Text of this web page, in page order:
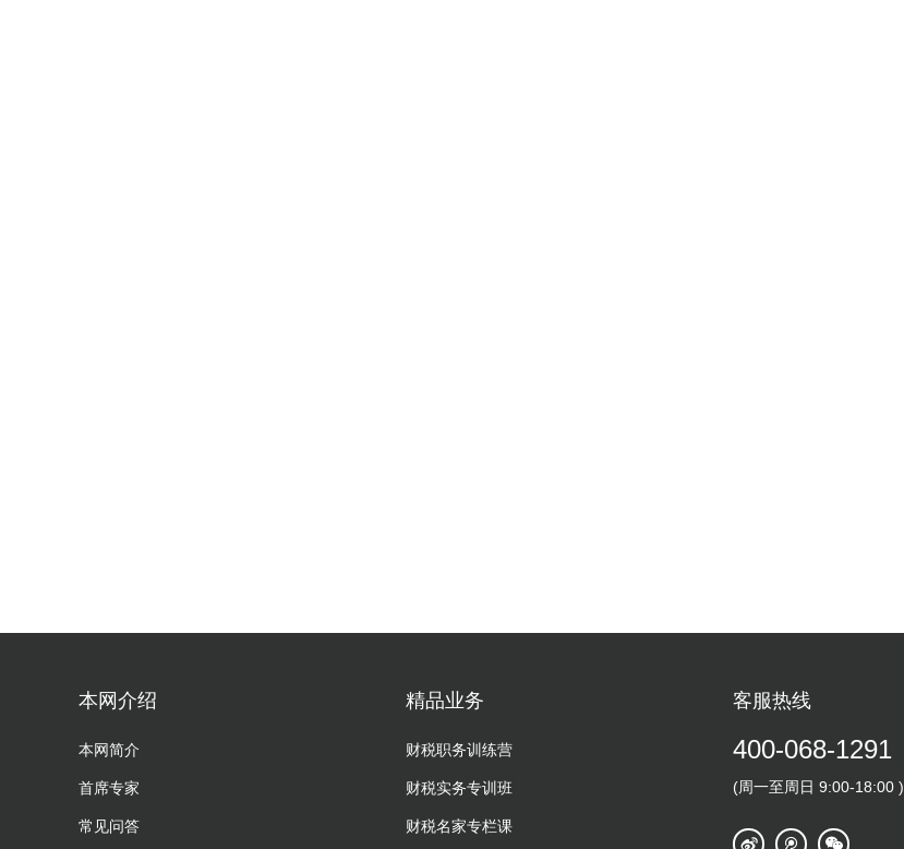
本网介绍
本网简介
首席专家
常见问答
精品业务
财税职务训练营
财税实务专训班
财税名家专栏课
客服热线
400-068-1291
(周一至周日 9:00-18:00 )